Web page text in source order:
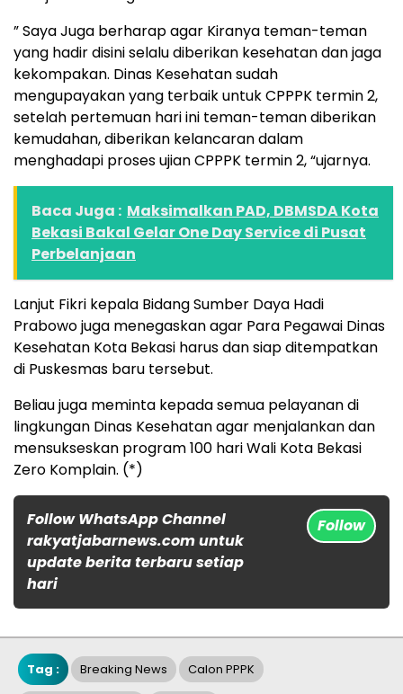
” Saya Juga berharap agar Kiranya teman-teman
yang hadir disini selalu diberikan kesehatan dan jaga
kekompakan. Dinas Kesehatan sudah
mengupayakan yang terbaik untuk CPPPK termin 2,
setelah pertemuan hari ini teman-teman diberikan
kemudahan, diberikan kelancaran dalam
menghadapi proses ujian CPPPK termin 2, “ujarnya.
Baca Juga : Maksimalkan PAD, DBMSDA Kota
Bekasi Bakal Gelar One Day Service di Pusat
Perbelanjaan
Lanjut Fikri kepala Bidang Sumber Daya Hadi
Prabowo juga menegaskan agar Para Pegawai Dinas
Kesehatan Kota Bekasi harus dan siap ditempatkan
di Puskesmas baru tersebut.
Beliau juga meminta kepada semua pelayanan di
lingkungan Dinas Kesehatan agar menjalankan dan
mensukseskan program 100 hari Wali Kota Bekasi
Zero Komplain. (*)
Follow WhatsApp Channel
rakyatjabarnews.com untuk
update berita terbaru setiap
hari
Follow
Tag : Breaking News Calon PPPK